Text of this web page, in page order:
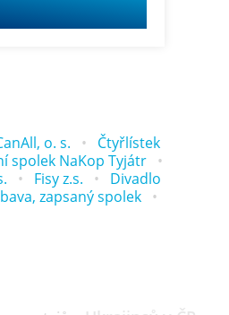
o. s.
Čtyřlístek
spolek NaKop Tyjátr
Fisy z.s.
Divadlo
zapsaný spolek